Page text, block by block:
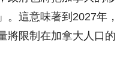
。這意味著到2027年，
將限制在加拿大人口的